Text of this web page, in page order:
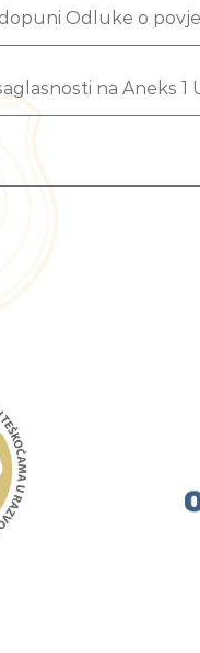
Odluke o
na Aneks